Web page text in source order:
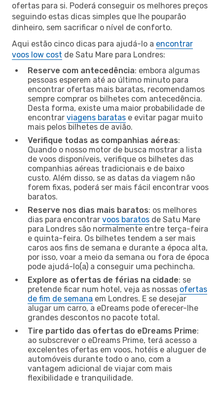
ofertas para si. Poderá conseguir os melhores preços
seguindo estas dicas simples que lhe pouparão
dinheiro, sem sacrificar o nível de conforto.
Aqui estão cinco dicas para ajudá-lo a encontrar
voos low cost de Satu Mare para Londres:
Reserve com antecedência: embora algumas
pessoas esperem até ao último minuto para
encontrar ofertas mais baratas, recomendamos
sempre comprar os bilhetes com antecedência.
Desta forma, existe uma maior probabilidade de
encontrar viagens baratas e evitar pagar muito
mais pelos bilhetes de avião.
Verifique todas as companhias aéreas:
Quando o nosso motor de busca mostrar a lista
de voos disponíveis, verifique os bilhetes das
companhias aéreas tradicionais e de baixo
custo. Além disso, se as datas da viagem não
forem fixas, poderá ser mais fácil encontrar voos
baratos.
Reserve nos dias mais baratos: os melhores
dias para encontrar voos baratos de Satu Mare
para Londres são normalmente entre terça-feira
e quinta-feira. Os bilhetes tendem a ser mais
caros aos fins de semana e durante a época alta,
por isso, voar a meio da semana ou fora de época
pode ajudá-lo(a) a conseguir uma pechincha.
Explore as ofertas de férias na cidade: se
pretende ficar num hotel, veja as nossas ofertas
de fim de semana em Londres. E se desejar
alugar um carro, a eDreams pode oferecer-lhe
grandes descontos no pacote total.
Tire partido das ofertas do eDreams Prime:
ao subscrever o eDreams Prime, terá acesso a
excelentes ofertas em voos, hotéis e aluguer de
automóveis durante todo o ano, com a
vantagem adicional de viajar com mais
flexibilidade e tranquilidade.